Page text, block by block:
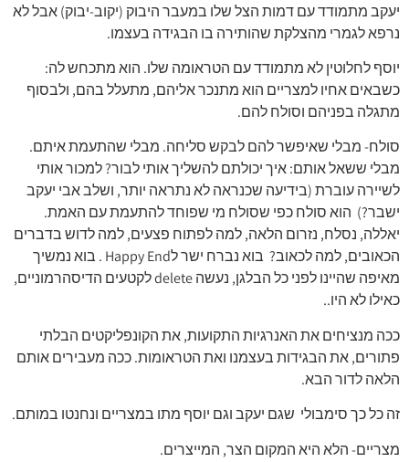
יעקב מתמודד עם דמות הצל שלו במעבר היבוק (יקוב-יבוק) אבל לא
נרפא לגמרי מהצלקת שהותירה בו הבגידה בעצמו.
יוסף לחלוטין לא מתמודד עם הטראומה שלו. הוא מתכחש לה:
כשבאים אחיו למצריים הוא מתנכר אליהם, מתעלל בהם, ולבסוף
מתגלה בפניהם וסולח להם.
סולח- מבלי שאיפשר להם לבקש סליחה. מבלי שהתעמת איתם.
מבלי ששאל אותם: איך יכולתם להשליך אותי לבור? למכור אותי
לשיירה עוברת (בידיעה שכנראה לא נתראה יותר, ושלב אבי יעקב
ישבר?) הוא סולח כפי שסולח מי שפוחד להתעמת עם האמת.
יאללה, נסלח, נזרום הלאה, למה לפתוח פצעים, למה לדוש בדברים
הכאובים, למה לכאוב? בוא נברח ישר לHappy End . בוא נמשיך
מאיפה שהיינו לפני כל הבלגן, נעשה delete לקטעים הדיסהרמוניים,
כאילו לא היו..
ככה מנציחים את האנרגיות התקועות, את הקונפליקטים הבלתי
פתורים, את הבגידות בעצמנו ואת הטראומות. ככה מעבירים אותם
הלאה לדור הבא.
זה כל כך סימבולי שגם יעקב וגם יוסף מתו במצריים ונחנטו במותם.
מצריים- הלא היא המקום הצר, המייצרים.